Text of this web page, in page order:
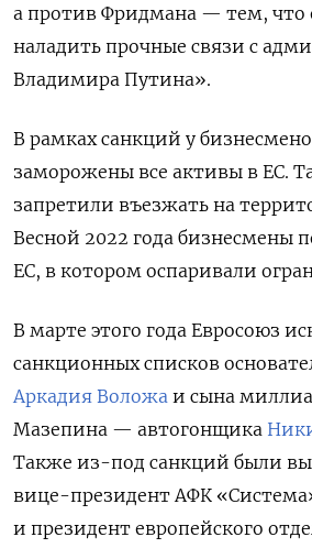
а против Фридмана — тем, что
наладить прочные связи с
Владимира Путина».
В рамках санкций у
заморожены все активы в ЕС.
запретили въезжать на
Весной 2022 года бизнесмены
ЕС, в котором оспаривали
В марте этого года Евросоюз
санкционных списков
Аркадия Воложа и сына
Мазепина — автогонщика
Также из-под санкций были
вице-президент АФК
и президент европейского